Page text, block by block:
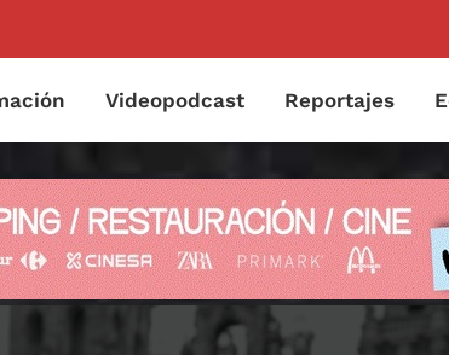
Videopodcast Reportajes